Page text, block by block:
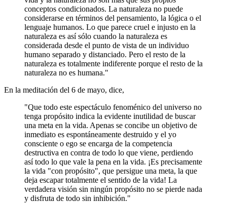
conceptos condicionados. La naturaleza no puede
considerarse en términos del pensamiento, la lógica o el
lenguaje humanos. Lo que parece cruel e injusto en la
naturaleza es así sólo cuando la naturaleza es
considerada desde el punto de vista de un individuo
humano separado y distanciado. Pero el resto de la
naturaleza es totalmente indiferente porque el resto de la
naturaleza no es humana."
En la meditación del 6 de mayo, dice,
"Que todo este espectáculo fenoménico del universo no
tenga propósito indica la evidente inutilidad de buscar
una meta en la vida. Apenas se concibe un objetivo de
inmediato es espontáneamente destruido y el yo
consciente o ego se encarga de la competencia
destructiva en contra de todo lo que viene, perdiendo
así todo lo que vale la pena en la vida. ¡Es precisamente
la vida "con propósito", que persigue una meta, la que
deja escapar totalmente el sentido de la vida! La
verdadera visión sin ningún propósito no se pierde nada
y disfruta de todo sin inhibición."